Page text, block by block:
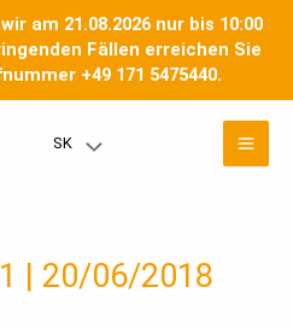
am 21.08.2026 nur bis 10:00
Fällen erreichen Sie
+49 171 5475440.
SK Prepínač
| 20/06/2018